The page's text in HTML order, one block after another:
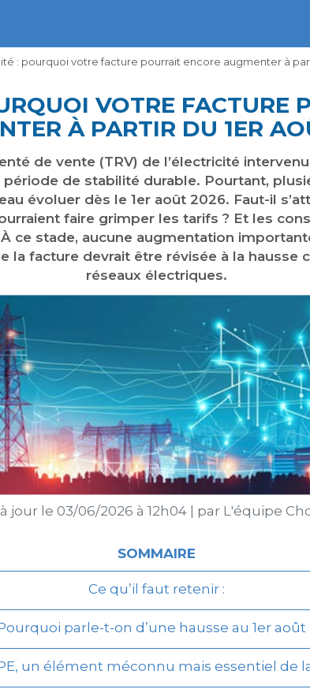
: pourquoi votre facture pourrait encore augmenter à
VOTRE FACTURE
À PARTIR DU 1ER
de vente (TRV) de l’électricité
de stabilité durable. Pourtant,
évoluer dès le 1er août 2026. Faut-il
faire grimper les tarifs ? Et les
ce stade, aucune augmentation
la facture devrait être révisée à la hausse
réseaux électriques.
jour le 03/06/2026 à 12h04 par L'équipe
SOMMAIRE
Ce qu’il faut retenir :
parle-t-on d’une hausse au 1er août
un élément méconnu mais essentiel de